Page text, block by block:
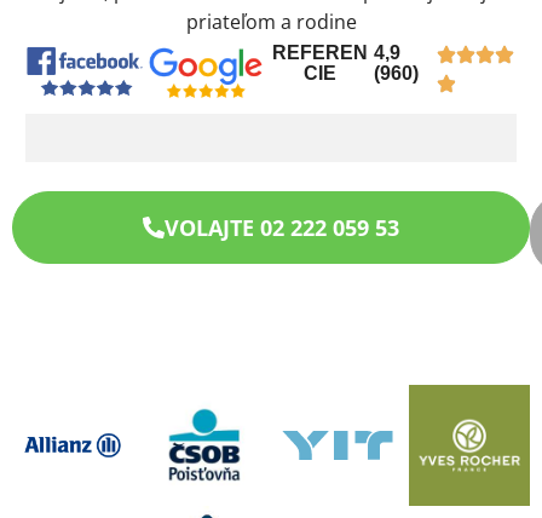
priateľom a rodine
REFEREN
CIE
4,9
(960)
VOLAJTE 02 222 059 53